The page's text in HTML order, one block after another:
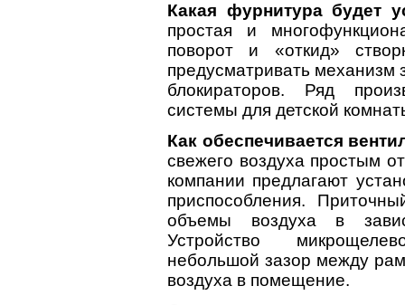
Какая фурнитура будет
простая и
поворот и «откид»
предусматривать механизм
блокираторов. Ряд
системы для детской
Как обеспечивается
свежего воздуха простым
компании предлагают
приспособления.
объемы воздуха в
Устройство
небольшой зазор между
воздуха в помещение.